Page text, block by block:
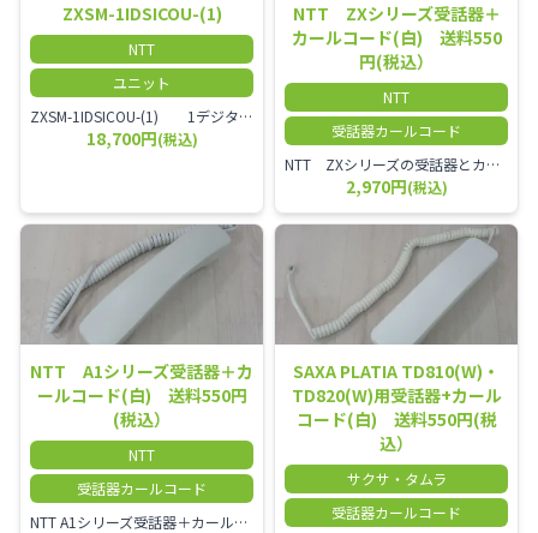
ZXSM-1IDSICOU-(1)
NTT
ユニット
ZXSM-1IDSICOU-(1) 1デジタル局線ユニット
18,700円(税込)
NTT ZXシリーズ受話器＋
カールコード(白) 送料550
円(税込）
NTT
受話器カールコード
NTT ZXシリーズの受話器とカールコードセット／本商品は中古品となります。 写真では分かりにくいキズ・汚れなどの使用感があります。 経年変化で日焼けの色味が強くなる場合がございます。 予めご理解・ご了承頂きますようお願いいたします。
2,970円(税込)
NTT A1シリーズ受話器＋カ
ールコード(白) 送料550円
(税込）
NTT
受話器カールコード
NTT A1シリーズ受話器＋カールコード セット／本商品は中古品となります。 写真では分かりにくいキズ・汚れなどの使用感があります。 経年変化で日焼けの色味が強くなる場合がございます。 予めご理解・ご了承頂きますようお願いいたします。
SAXA PLATIA TD810(W)・
TD820(W)用受話器+カール
コード(白) 送料550円(税
込）
サクサ・タムラ
受話器カールコード